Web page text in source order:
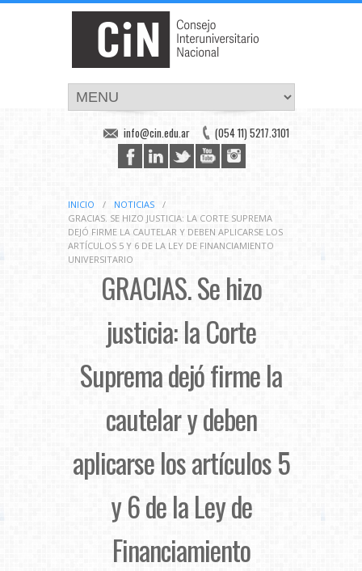
(054 11) 5217.3101
info@cin.edu.ar
INICIO / NOTICIAS
/
GRACIAS. SE HIZO JUSTICIA: LA CORTE SUPREMA
DEJÓ FIRME LA CAUTELAR Y DEBEN APLICARSE LOS
ARTÍCULOS 5 Y 6 DE LA LEY DE FINANCIAMIENTO
UNIVERSITARIO
GRACIAS. Se hizo
justicia: la Corte
Suprema dejó firme la
cautelar y deben
aplicarse los artículos 5
y 6 de la Ley de
Financiamiento